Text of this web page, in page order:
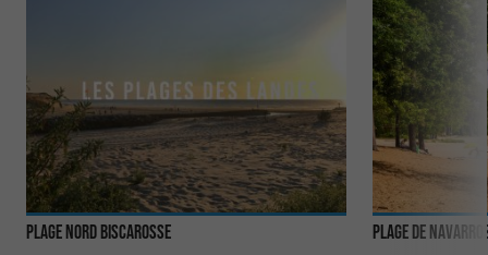
Plage Nord Biscarosse Plage de